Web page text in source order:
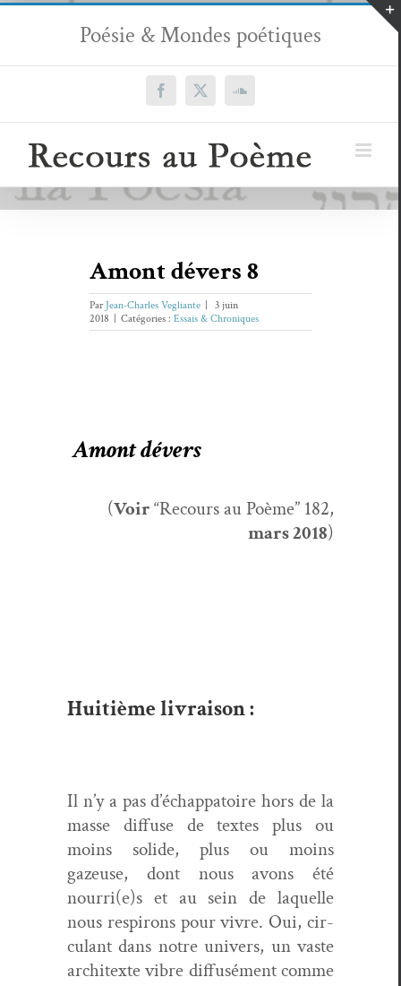
Passer
contenu
Poésie & Mondes poétiques
Facebook
X SoundCloud
Amont dévers 8
Par Jean-Charles Vegliante
3 juin
2018
Catégories : Essais & Chroniques
Amont dévers
(Voir“Recours au Poème” 182,
mars2018)
Huitième livraison :
Il n’y a pas d’échappatoire hors de la
masse dif­fuse de textes plus ou
moins solide, plus ou moins
gazeuse, dont nous avons été
nourri(e)s et au sein de laque­lle
nous respirons pour vivre. Oui, cir­
cu­lant dans notre univers, un vaste
archi­texte vibre dif­fusé­ment comme